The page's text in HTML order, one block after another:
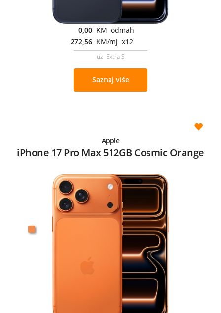
0,00 KM odmah
272,56 KM/mj x12
uz Extra S
Saznaj više
Apple
iPhone 17 Pro Max 512GB Cosmic Orange